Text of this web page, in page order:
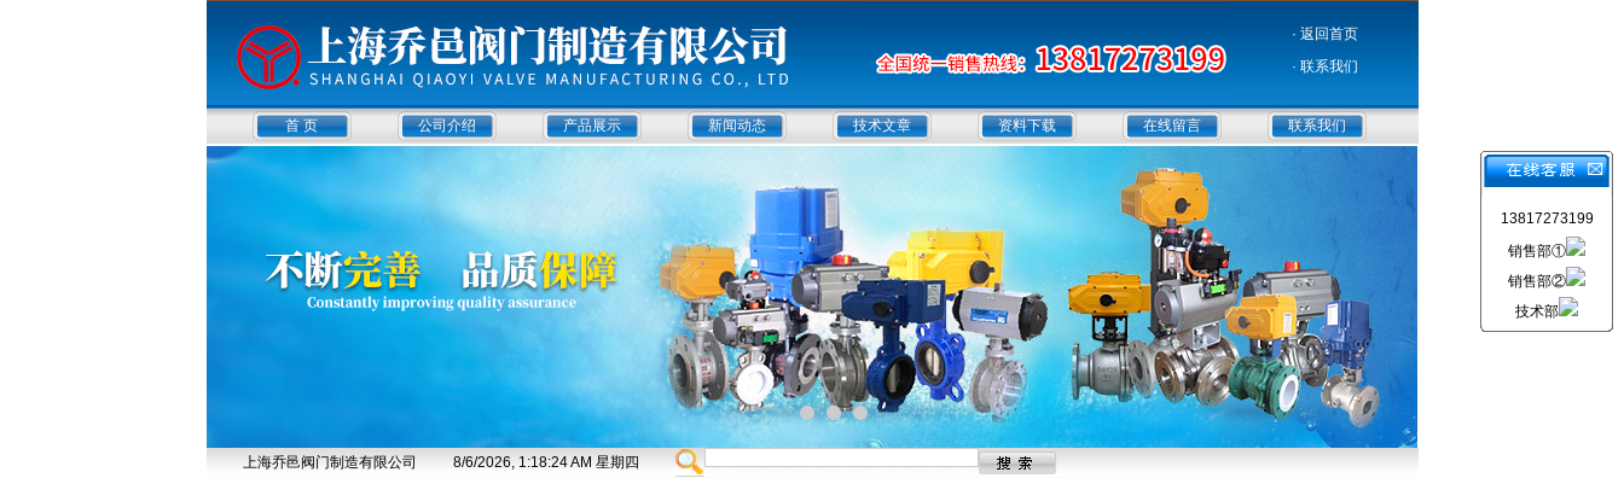
· 返回首页
· 联系我们
首 页 公司介绍 产品展示 新闻动态 技术文章 资料下载 在线留言 联系我们
上海乔邑阀门制造有限公司 8/6/2026, 1:18:25 AM 星期四
13817273199
销售部①
销售部②
技术部